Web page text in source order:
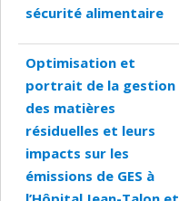
sécurité alimentaire
Optimisation et
portrait de la gestion
des matières
résiduelles et leurs
impacts sur les
émissions de GES à